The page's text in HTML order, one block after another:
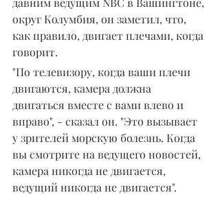
округ Колумбия, он заметил, что,
как правило, двигает плечами, когда
говорит.
"По телевизору, когда ваши плечи
двигаются, камера должна
двигаться вместе с вами влево и
вправо", - сказал он. "Это вызывает
у зрителей морскую болезнь. Когда
вы смотрите на ведущего новостей,
камера никогда не двигается,
ведущий никогда не двигается".